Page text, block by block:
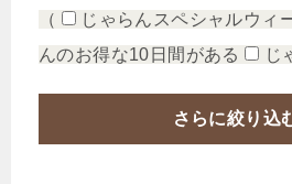
（
じゃらんスペシャルウィ
んのお得な10日間がある
じ
さらに絞り込